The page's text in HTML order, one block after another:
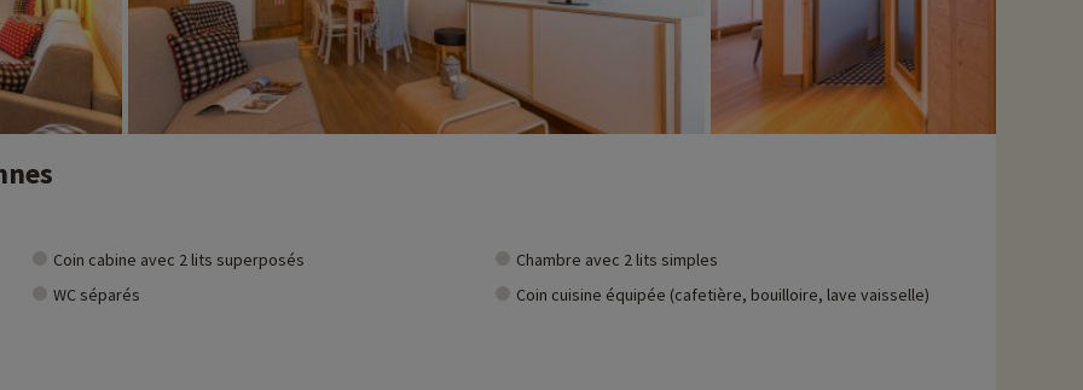
Coin cabine avec 2 lits superposés
Chambre avec 2 lits simples
WC séparés
Coin cuisine équipée (cafetière, bouilloire, lave vaisselle)